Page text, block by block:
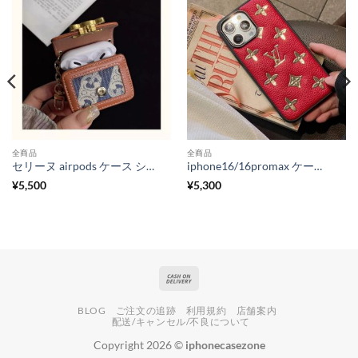
全商品
セリーヌ airpods ケース ショルダー エア ポッズ ケース 首 掛け airpods 第 四 世代 ケース ブランド airpods pro ケース おしゃれ エアポッツプロケース ブランド おすすめ
¥5,500
全商品
iphone16/16promax ケース ヴィトン iphone15pro ケース ブランド レザー ルイヴィトン スマホケース お揃い あいほんケース ブランド iphone14/13 ケース ハイ ブランド
¥5,300
Delivery
BLOG ご注文の追跡 利用規約
店舗案内
配送/キャンセル/不良について
Copyright 2026 © iphonecasezone